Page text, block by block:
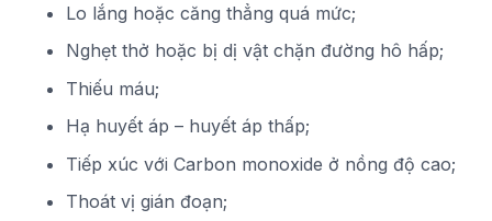
Lo lắng hoặc căng thẳng quá mức;
Nghẹt thở hoặc bị dị vật chặn đường hô hấp;
Thiếu máu;
Hạ huyết áp – huyết áp thấp;
Tiếp xúc với Carbon monoxide ở nồng độ cao;
Thoát vị gián đoạn;